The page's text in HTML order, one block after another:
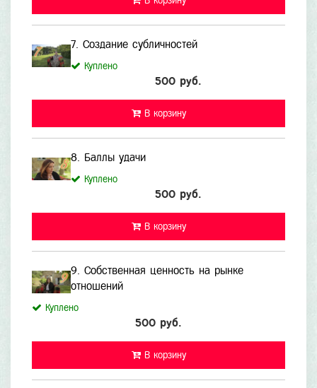
7. Создание субличностей
Куплено
500 руб.
В корзину
8. Баллы удачи
Куплено
500 руб.
В корзину
9. Собственная ценность на рынке
отношений
Куплено
500 руб.
В корзину